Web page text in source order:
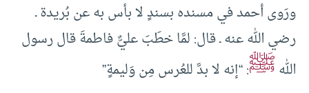
ورَوى أحمد في مسنده بسندٍ لا بأس به عن بُريدة ـ
رضي الله عنه ـ قال: لمَّا خطَبَ عليٌّ فاطمةَ قال رسول
اللهﷺ: “إنه لا بدَّ للعُرس مِن وَليمةٍ”